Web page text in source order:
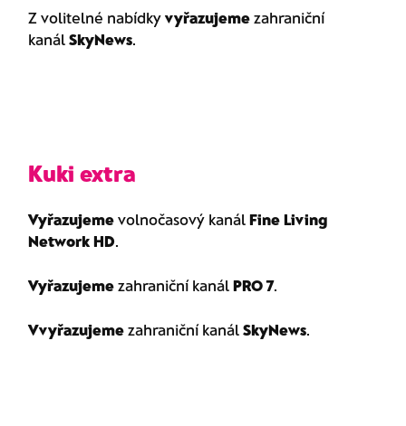
Z volitelné nabídkyvyřazujeme zahraniční
kanálSkyNews.
Kuki extra
Vyřazujemevolnočasový kanálFine Living
Network HD.
Vyřazujeme zahraniční kanálPRO 7.
Vvyřazujeme zahraniční kanálSkyNews.